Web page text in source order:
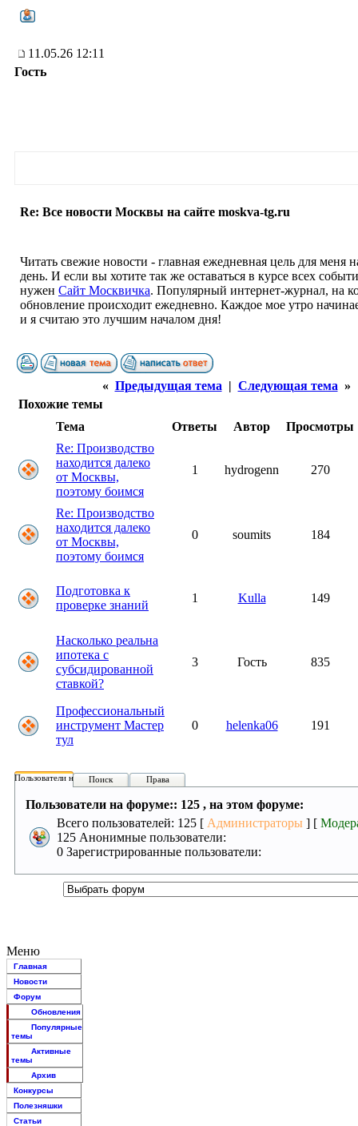
11.05.26 12:11
Гость
Re: Все новости Москвы на сайте moskva-tg.ru
Читать свежие новости - главная ежедневная цель для меня
день. И если вы хотите так же оставаться в курсе всех
нужен Сайт Москвичка. Популярный интернет-журнал, на
обновление происходит ежедневно. Каждое мое утро
и я считаю это лучшим началом дня!
« Предыдущая тема | Следующая тема »
Похожие темы
Тема
Ответы Автор
Просмотры
Re: Производство
находится далеко
от Москвы,
поэтому боимся
1 hydrogenn 270
Re: Производство
находится далеко
от Москвы,
поэтому боимся
0 soumits 184
Подготовка к
проверке знаний
1 Kulla 149
Насколько реальна
ипотека с
субсидированной
ставкой?
3 Гость 835
Профессиональный
инструмент Мастер
тул
0 helenka06 191
Пользователи на форуме:
Поиск Права
Пользователи на форуме:: 125 , на этом форуме:
Всего пользователей: 125 [ Администраторы ] [
125 Анонимные пользователи:
0 Зарегистрированные пользователи:
Меню
Главная
Новости
Форум
Обновления
Популярные
темы
Активные
темы
Архив
Конкурсы
Полезняшки
Статьи